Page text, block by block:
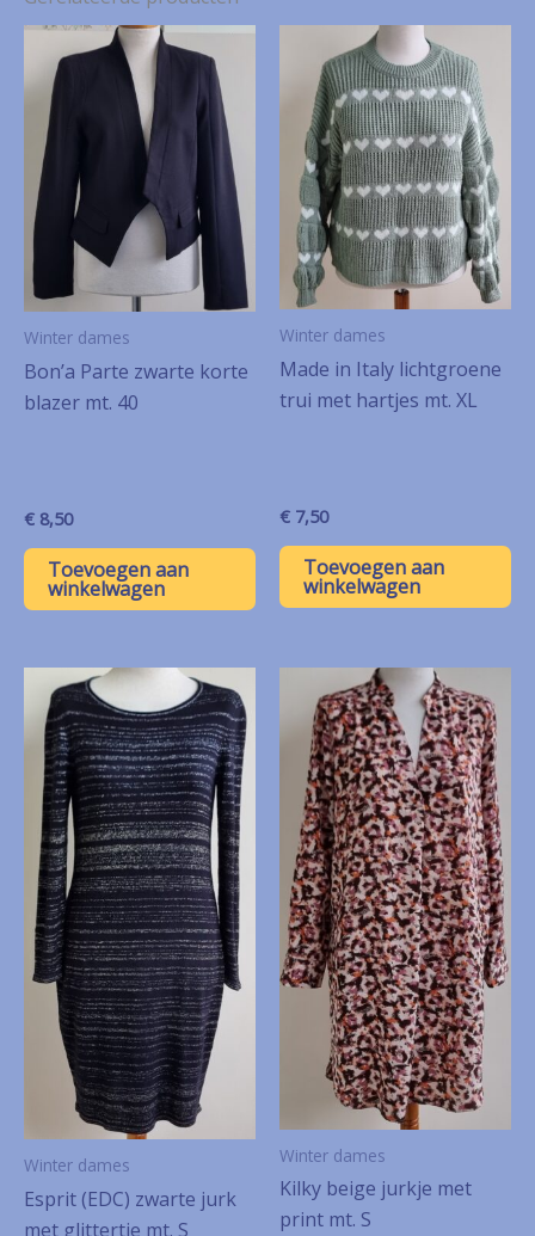
Winter dames
Bon’a Parte zwarte korte
blazer mt. 40
€ 8,50
Toevoegen aan
winkelwagen
Winter dames
Made in Italy lichtgroene
trui met hartjes mt. XL
€ 7,50
Toevoegen aan
winkelwagen
Winter dames
Esprit (EDC) zwarte jurk
met glittertje mt. S
Winter dames
Kilky beige jurkje met
print mt. S